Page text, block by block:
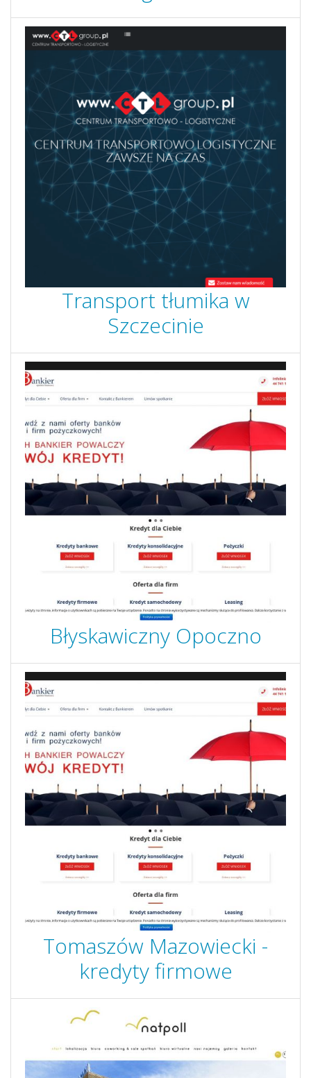
Transport tłumika w
Szczecinie
Błyskawiczny Opoczno
Tomaszów Mazowiecki -
kredyty firmowe